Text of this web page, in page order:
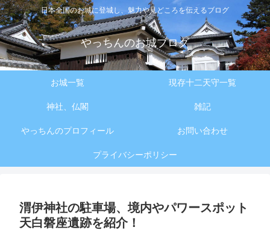
日本全国のお城に登城し、魅力や見どころを伝えるブログ
やっちんのお城ブログ
お城一覧 現存十二天守一覧
神社、仏閣 雑記
やっちんのプロフィール お問い合わせ
プライバシーポリシー
渭伊神社の駐車場、境内やパワースポット
天白磐座遺跡を紹介！